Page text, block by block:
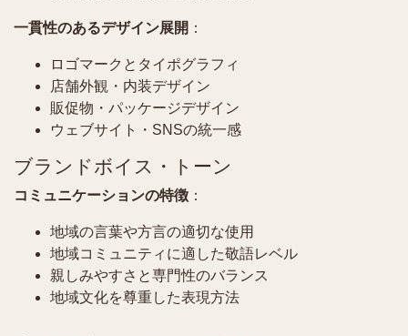
一貫性のあるデザイン展開 ：
ロゴマークとタイポグラフィ
店舗外観・内装デザイン
販促物・パッケージデザイン
ウェブサイト・SNSの統一感
ブランドボイス・トーン
コミュニケーションの特徴 ：
地域の言葉や方言の適切な使用
地域コミュニティに適した敬語レベル
親しみやすさと専門性のバランス
地域文化を尊重した表現方法